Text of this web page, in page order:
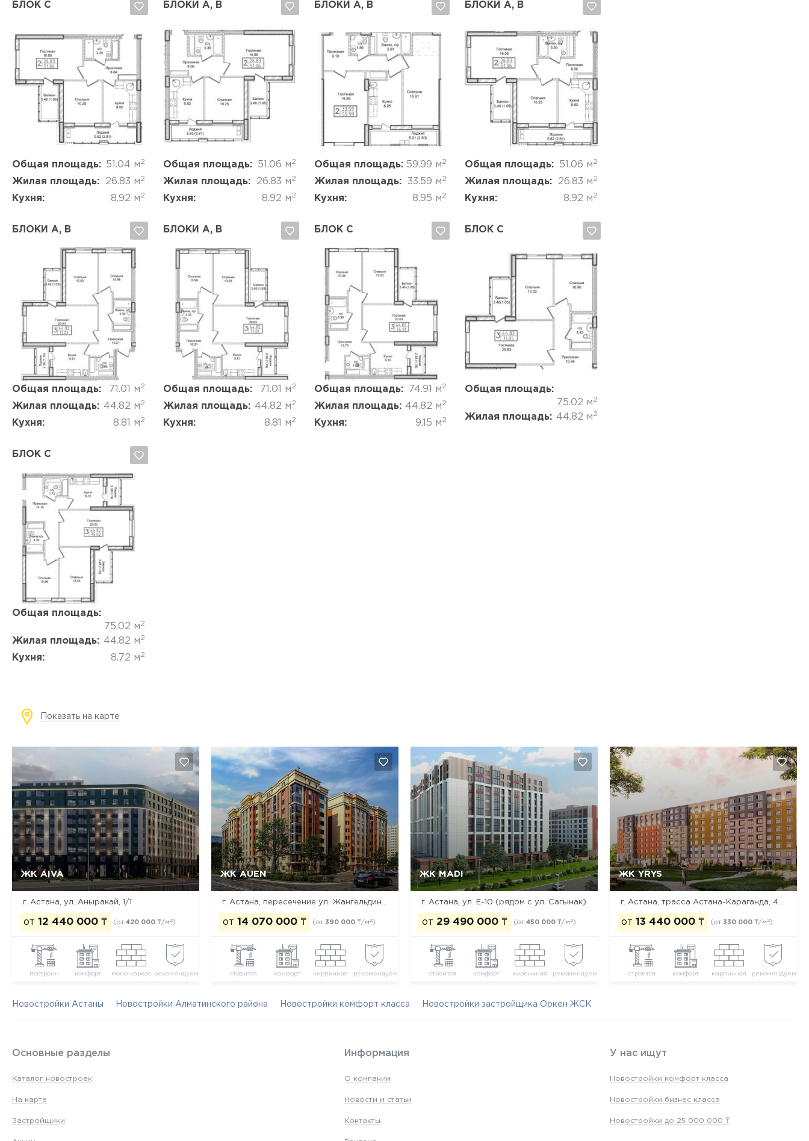
БЛОК C
Общая площадь: 51.04 м2
Жилая площадь: 26.83 м2
Кухня: 8.92 м2
Да, удалить
БЛОКИ A, B
Общая площадь: 51.06 м2
Жилая площадь: 26.83 м2
Кухня: 8.92 м2
Отмена
БЛОКИ A, B
Общая площадь: 59.99 м2
Жилая площадь: 33.59 м2
Кухня: 8.95 м2
Да, удалить
БЛОКИ A, B
Общая площадь: 51.06 м2
Жилая площадь: 26.83 м2
Кухня: 8.92 м2
Да, удалить
БЛОКИ A, B
Общая площадь: 71.01 м2
Жилая площадь: 44.82 м2
Кухня: 8.81 м2
Да, удалить Отмена
БЛОКИ A, B
Общая площадь: 71.01 м2
Жилая площадь: 44.82 м2
Кухня: 8.81 м2
Да, удалить
БЛОК C
Общая площадь: 74.91 м2
Жилая площадь: 44.82 м2
Кухня: 9.15 м2
Да, удалить
БЛОК C
Общая площадь:
75.02 м2
Жилая площадь: 44.82 м2
Да, удалить
БЛОК C
Общая площадь:
75.02 м2
Жилая площадь: 44.82 м2
Кухня: 8.72 м2
Отмена
Показать на карте
ЖК AIVA
г. Астана, ул. Аныракай, 1/1
от 12 440 000 ₸ (от 420 000 ₸/м 2)
построен комфорт моно-каркас рекомендуем
Да, удалить Отмена ЖК AUEN
г. Астана, пересечение ул. Жангельдина и просп. Сарыарка
от 14 070 000 ₸ (от 390 000 ₸/м 2)
строится комфорт кирпичная рекомендуем
Да, удалить Отмена ЖК MADI
г. Астана, ул. Е-10 (рядом с ул. Сагынак)
от 29 490 000 ₸ (от 450 000 ₸/м 2)
строится комфорт кирпичная рекомендуем
Да, удалить Отмена ЖК YRYS
г. Астана, ​трасса Астана-Караганда, 4/3
от 13 440 000 ₸ (от 330 000 ₸/м 2)
строится комфорт кирпичная рекомендуем
Да, удалить Отмена
Новостройки Астаны Новостройки Алматинского района Новостройки комфорт класса Новостройки застройщика Оркен ЖСК
Основные разделы
Каталог новостроек
На карте
Застройщики
Информация
О компании
Новости и статьи
Контакты
У нас ищут
Новостройки комфорт класса
Новостройки бизнес класса
Новостройки до 25 000 000 ₸